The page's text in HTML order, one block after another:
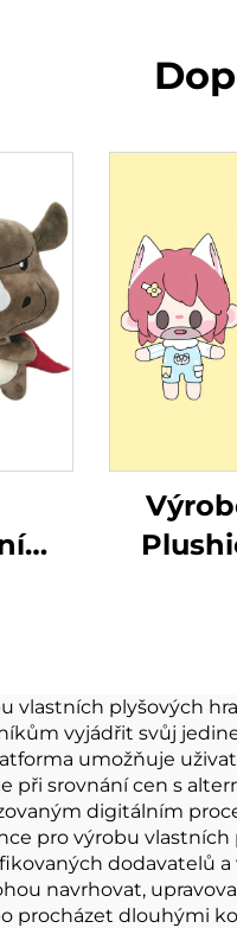
vlastních plyšových
vyjádřit svůj
umožňuje
při srovnání cen s
digitálním
pro výrobu
dodavatelů
navrhovat,
procházet dlouhými